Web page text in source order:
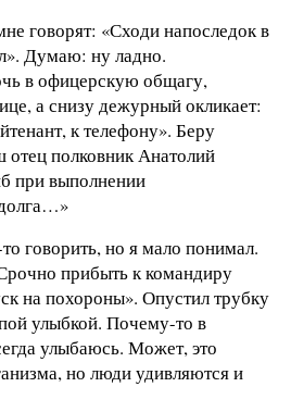
говорят: «Сходи напоследок в
Думаю: ну ладно.
в офицерскую общагу,
а снизу дежурный окликает:
к телефону». Беру
полковник Анатолий
при выполнении
говорить, но я мало понимал.
прибыть к командиру
на похороны». Опустил трубку
улыбкой. Почему-то в
улыбаюсь. Может, это
но люди удивляются и